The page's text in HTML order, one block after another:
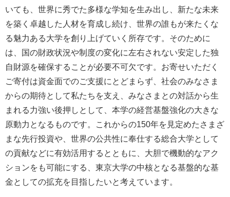
いても、世界に秀でた多様な学知を生み出し、新たな未来
を築く卓越した人材を育成し続け、世界の誰もが来たくな
る魅力ある大学を創り上げていく所存です。そのために
は、国の財政状況や制度の変化に左右されない安定した独
自財源を確保することが必要不可欠です。お寄せいただく
ご寄付は資金面でのご支援にとどまらず、社会のみなさま
からの期待として私たちを支え、みなさまとの対話から生
まれる力強い後押しとして、本学の経営基盤強化の大きな
原動力となるものです。これからの150年を見定めたさまざ
まな先行投資や、世界の公共性に奉仕する総合大学として
の貢献などに有効活用するとともに、大胆で機動的なアク
ションをも可能にする、東京大学の中核となる基盤的な基
金としての拡充を目指したいと考えています。